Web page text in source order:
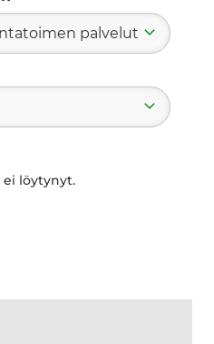
palvelut
ei löytynyt.